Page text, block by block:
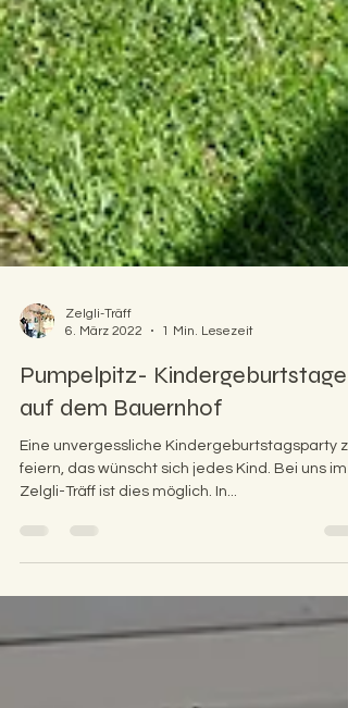
Zelgli-Träff
6. März 2022
1 Min. Lesezeit
Pumpelpitz- Kindergeburtstage
auf dem Bauernhof
Eine unvergessliche Kindergeburtstagsparty zu